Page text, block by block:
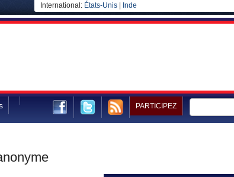
International: États-Unis Inde
PARTICIPEZ